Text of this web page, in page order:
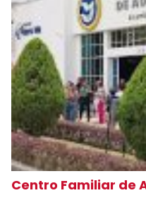
Centro Familiar de